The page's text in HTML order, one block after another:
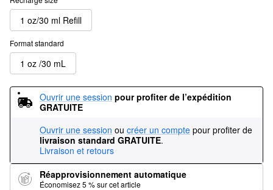
1 oz/30 ml Refill
Format standard
1 oz /30 mL
Ouvrir une session pour profiter de l’expédition
GRATUITE
Ouvrir une session ou créer un compte pour profiter de
livraison standard GRATUITE.
Livraison et retours
Réapprovisionnement automatique
Économisez 5 % sur cet article